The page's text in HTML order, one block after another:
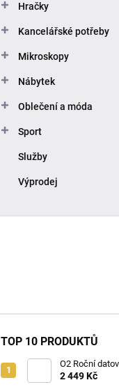
Hračky
Kancelářské potřeby
Mikroskopy
Nábytek
Oblečení a móda
Sport
Služby
Výprodej
TOP 10 PRODUKTŮ
O2 Roční
TB
2 449 Kč